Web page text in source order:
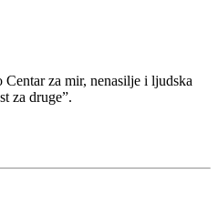
za mir, nenasilje i ljudska
za druge”.